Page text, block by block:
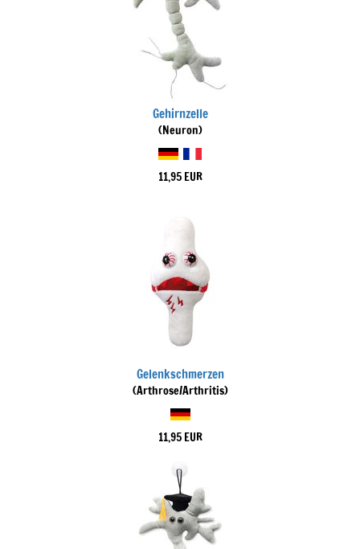
Gehirnzelle
(Neuron)
11,95 EUR
Gelenkschmerzen
(Arthrose/Arthritis)
11,95 EUR